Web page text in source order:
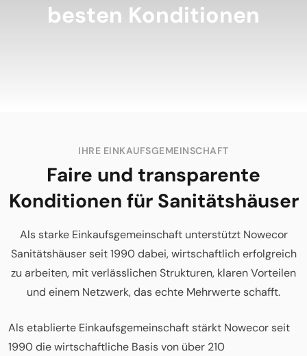
besten Konditionen
IHRE EINKAUFSGEMEINSCHAFT
Faire und transparente
Konditionen für Sanitätshäuser
Als starke Einkaufsgemeinschaft unterstützt Nowecor
Sanitätshäuser seit 1990 dabei, wirtschaftlich erfolgreich
zu arbeiten, mit verlässlichen Strukturen, klaren Vorteilen
und einem Netzwerk, das echte Mehrwerte schafft.
Als etablierte Einkaufsgemeinschaft stärkt Nowecor seit
1990 die wirtschaftliche Basis von über 210